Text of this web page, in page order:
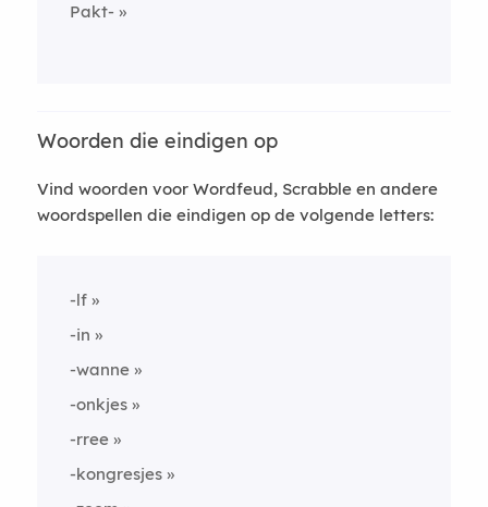
Pakt-
Woorden die eindigen op
Vind woorden voor Wordfeud, Scrabble en andere
woordspellen die eindigen op de volgende letters:
-lf
-in
-wanne
-onkjes
-rree
-kongresjes